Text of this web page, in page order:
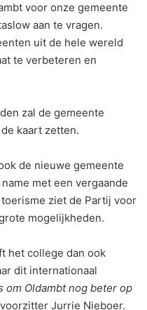
voor onze gemeente
aan te vragen.
uit de hele wereld
te verbeteren en
zal de gemeente
kaart zetten.
de nieuwe gemeente
met een vergaande
ziet de Partij voor
mogelijkheden.
het college dan ook
dit internationaal
om Oldambt nog beter op
Jurrie Nieboer.